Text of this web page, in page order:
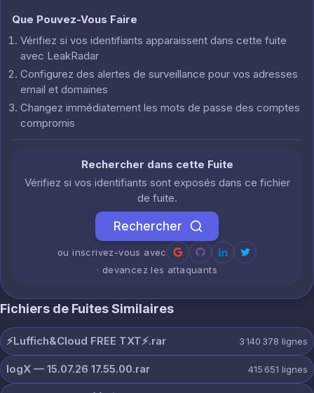
Que Pouvez-Vous Faire
Vérifiez si vos identifiants apparaissent dans cette fuite
avec LeakRadar
Configurez des alertes de surveillance pour vos adresses
email et domaines
Changez immédiatement les mots de passe des comptes
compromis
Rechercher dans cette Fuite
Vérifiez si vos identifiants sont exposés dans ce fichier
de fuite.
Rechercher
ou inscrivez-vous avec
· devancez les attaquants
Fichiers de Fuites Similaires
⚡️Luffich&Cloud FREE TXT⚡️.rar 3 140 378 lignes
logX — 15.07.26 17.55.00.rar 415 651 lignes